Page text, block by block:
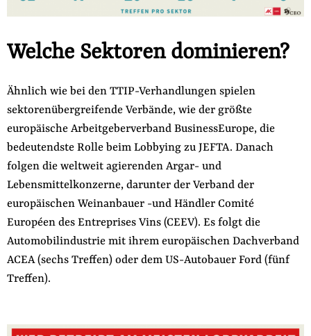
Welche Sektoren dominieren?
Ähnlich wie bei den TTIP-Verhandlungen spielen
sektorenübergreifende Verbände, wie der größte
europäische Arbeitgeberverband BusinessEurope, die
bedeutendste Rolle beim Lobbying zu JEFTA. Danach
folgen die weltweit agierenden Argar- und
Lebensmittelkonzerne, darunter der Verband der
europäischen Weinanbauer -und Händler Comité
Européen des Entreprises Vins (CEEV). Es folgt die
Automobilindustrie mit ihrem europäischen Dachverband
ACEA (sechs Treffen) oder dem US-Autobauer Ford (fünf
Treffen).